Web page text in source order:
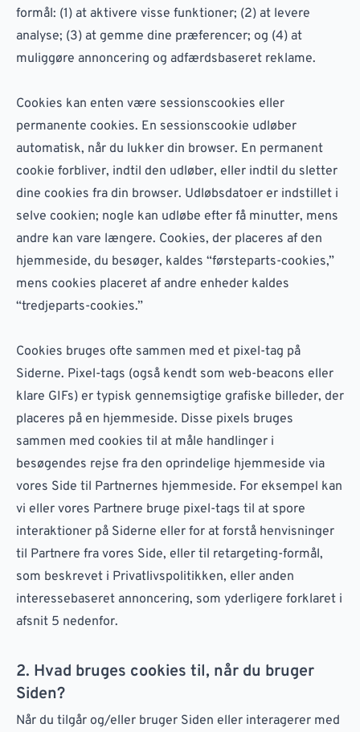
formål: (1) at aktivere visse funktioner; (2) at levere
analyse; (3) at gemme dine præferencer; og (4) at
muliggøre annoncering og adfærdsbaseret reklame.
Cookies kan enten være sessionscookies eller
permanente cookies. En sessionscookie udløber
automatisk, når du lukker din browser. En permanent
cookie forbliver, indtil den udløber, eller indtil du sletter
dine cookies fra din browser. Udløbsdatoer er indstillet i
selve cookien; nogle kan udløbe efter få minutter, mens
andre kan vare længere. Cookies, der placeres af den
hjemmeside, du besøger, kaldes “førsteparts-cookies,”
mens cookies placeret af andre enheder kaldes
“tredjeparts-cookies.”
Cookies bruges ofte sammen med et pixel-tag på
Siderne. Pixel-tags (også kendt som web-beacons eller
klare GIFs) er typisk gennemsigtige grafiske billeder, der
placeres på en hjemmeside. Disse pixels bruges
sammen med cookies til at måle handlinger i
besøgendes rejse fra den oprindelige hjemmeside via
vores Side til Partnernes hjemmeside. For eksempel kan
vi eller vores Partnere bruge pixel-tags til at spore
interaktioner på Siderne eller for at forstå henvisninger
til Partnere fra vores Side, eller til retargeting-formål,
som beskrevet i Privatlivspolitikken, eller anden
interessebaseret annoncering, som yderligere forklaret i
afsnit 5 nedenfor.
2. Hvad bruges cookies til, når du bruger
Siden?
Når du tilgår og/eller bruger Siden eller interagerer med